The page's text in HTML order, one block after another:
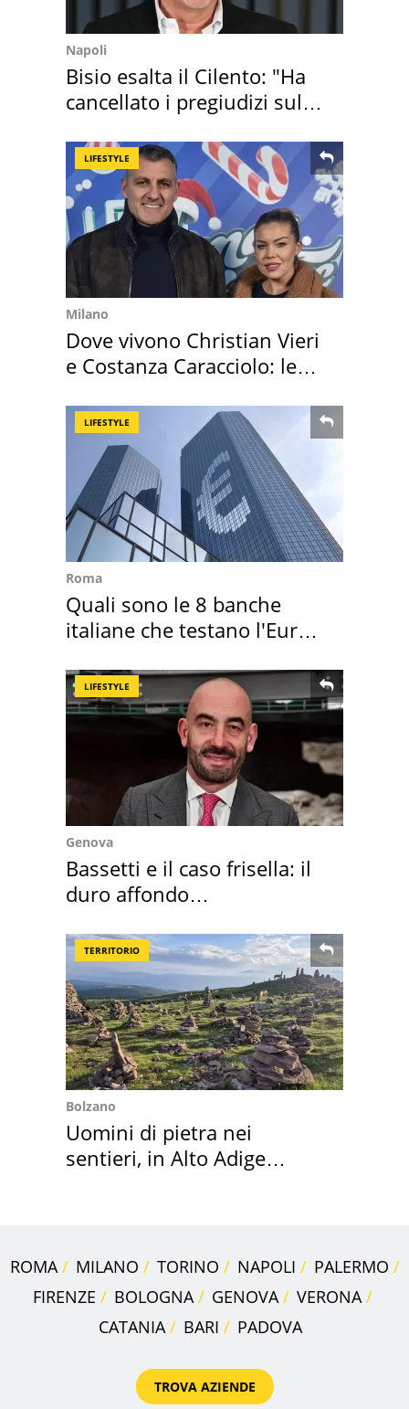
Napoli
Bisio esalta il Cilento: "Ha
cancellato i pregiudizi sul
LIFESTYLE
Milano
Dove vivono Christian Vieri
e Costanza Caracciolo: le
LIFESTYLE
Roma
Quali sono le 8 banche
italiane che testano l'Euro
LIFESTYLE
Genova
Bassetti e il caso frisella: il
duro affondo
TERRITORIO
Bolzano
Uomini di pietra nei
sentieri, in Alto Adige
ROMA MILANO TORINO NAPOLI
PALERMO
FIRENZE
BOLOGNA GENOVA
VERONA
CATANIA
BARI PADOVA
TROVA AZIENDE